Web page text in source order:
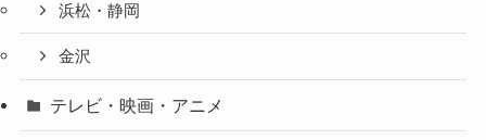
浜松・静岡
金沢
テレビ・映画・アニメ